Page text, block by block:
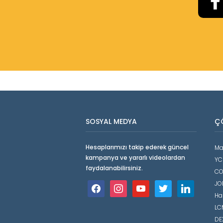
SOSYAL MEDYA
Hesaplarımızı takip ederek güncel
kampanya ve yararlı videolardan
faydalanabilirsiniz.